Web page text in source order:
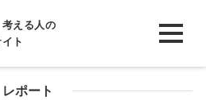
える人の
ト
レポート